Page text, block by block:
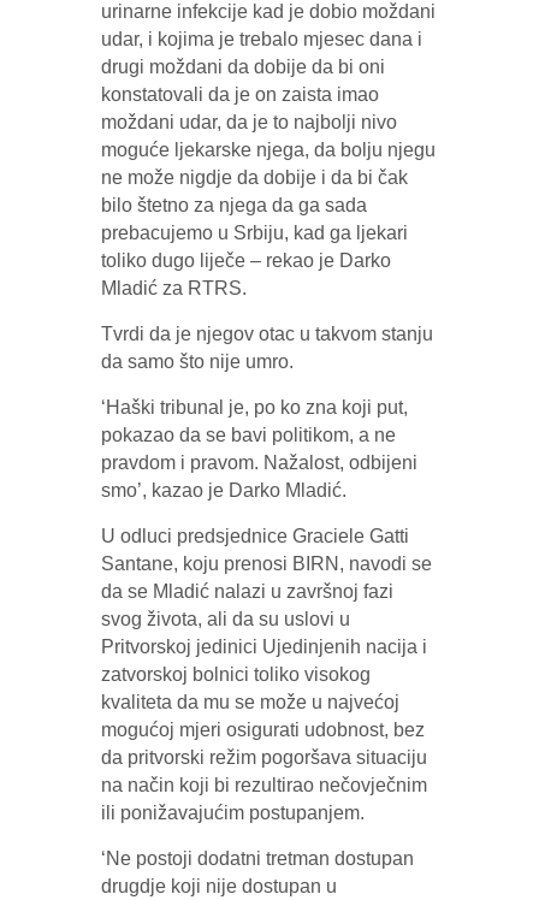
urinarne infekcije kad je dobio moždani
udar, i kojima je trebalo mjesec dana i
drugi moždani da dobije da bi oni
konstatovali da je on zaista imao
moždani udar, da je to najbolji nivo
moguće ljekarske njega, da bolju njegu
ne može nigdje da dobije i da bi čak
bilo štetno za njega da ga sada
prebacujemo u Srbiju, kad ga ljekari
toliko dugo liječe – rekao je Darko
Mladić za RTRS.
Tvrdi da je njegov otac u takvom stanju
da samo što nije umro.
‘Haški tribunal je, po ko zna koji put,
pokazao da se bavi politikom, a ne
pravdom i pravom. Nažalost, odbijeni
smo’, kazao je Darko Mladić.
U odluci predsjednice Graciele Gatti
Santane, koju prenosi BIRN, navodi se
da se Mladić nalazi u završnoj fazi
svog života, ali da su uslovi u
Pritvorskoj jedinici Ujedinjenih nacija i
zatvorskoj bolnici toliko visokog
kvaliteta da mu se može u najvećoj
mogućoj mjeri osigurati udobnost, bez
da pritvorski režim pogoršava situaciju
na način koji bi rezultirao nečovječnim
ili ponižavajućim postupanjem.
‘Ne postoji dodatni tretman dostupan
drugdje koji nije dostupan u